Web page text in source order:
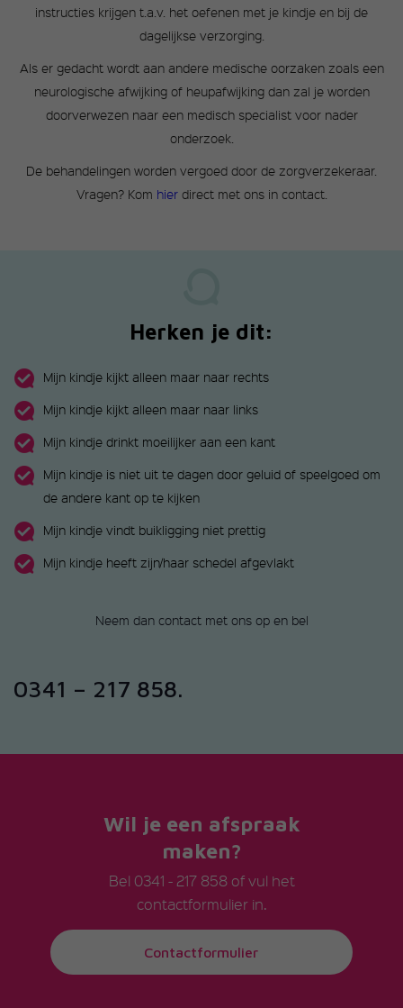
instructies krijgen t.a.v. het oefenen met je kindje en bij de
dagelijkse verzorging.
Als er gedacht wordt aan andere medische oorzaken zoals een
neurologische afwijking of heupafwijking dan zal je worden
doorverwezen naar een medisch specialist voor nader
onderzoek.
De behandelingen worden vergoed door de zorgverzekeraar.
Vragen? Kom hierdirect met ons in contact.
Herken je dit:
Mijn kindje kijkt alleen maar naar rechts
Mijn kindje kijkt alleen maar naar links
Mijn kindje drinkt moeilijker aan een kant
Mijn kindje is niet uit te dagen door geluid of speelgoed om
de andere kant op te kijken
Mijn kindje vindt buikligging niet prettig
Mijn kindje heeft zijn/haar schedel afgevlakt
Neem dan contact met ons op en bel
0341 – 217 858.
Wil je een afspraak
maken?
Bel 0341 - 217 858of vul het
contactformulier in.
Contactformulier